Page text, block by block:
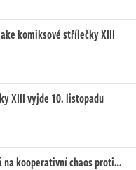
komiksové střílečky XIII
XIII vyjde 10. listopadu
na kooperativní chaos proti…